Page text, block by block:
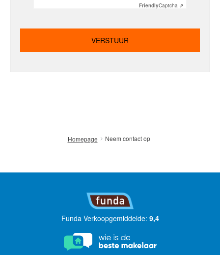
De Amsterdamse woningmarkt
+31 (0)20 333 11 10
FriendlyCaptcha ⇗
Homepage Neem contact op
Funda Verkoopgemiddelde: 9,4